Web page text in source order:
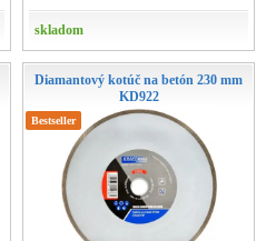
skladom
Diamantový kotúč na betón 230 mm
KD922
Bestseller